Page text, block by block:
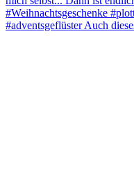
#adventsgeflüster Auch